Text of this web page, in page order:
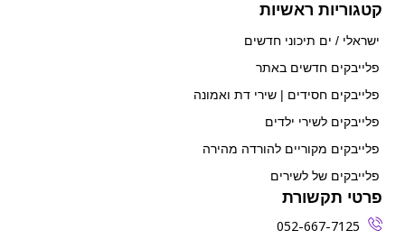
קטגוריות ראשיות
ישראלי / ים תיכוני חדשים
פלייבקים חדשים באתר
פלייבקים חסידים | שירי דת ואמונה
פלייבקים לשירי ילדים
פלייבקים מקוריים להורדה מהירה
פלייבקים של לשירים
פרטי תקשורת
052-667-7125